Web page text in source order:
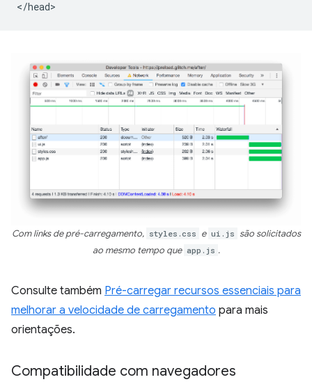
Com links de pré-carregamento, styles.css e ui.js são solicitados
ao mesmo tempo que app.js .
Consulte também Pré-carregar recursos essenciais para
melhorar a velocidade de carregamento para mais
orientações.
Compatibilidade com navegadores